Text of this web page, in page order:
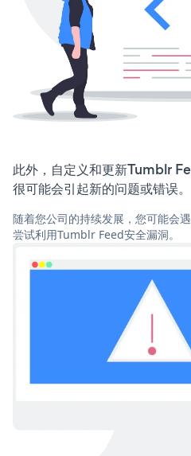
此外，自定义和更新Tumblr
很可能会引起新的问题或错误。
随着您公司的持续发展，您可能会
尝试利用Tumblr Feed安全漏洞。